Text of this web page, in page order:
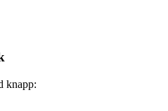
knapp: